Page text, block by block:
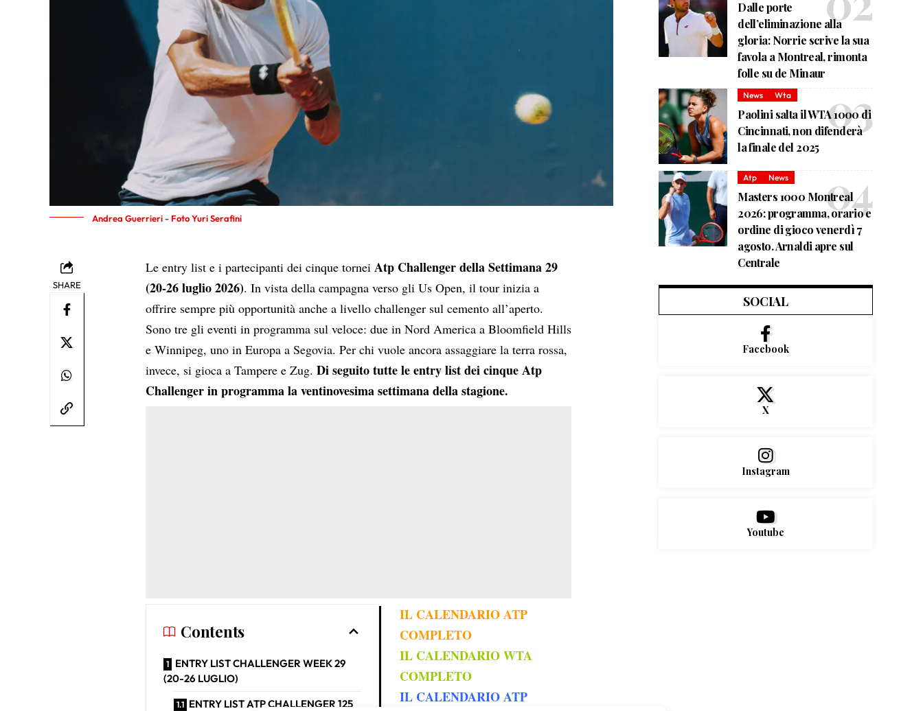
Andrea Guerrieri - Foto Yuri Serafini
SHARE
Le entry list e i partecipanti dei cinque tornei Atp Challenger della Settimana 29
(20-26 luglio 2026). In vista della campagna verso gli Us Open, il tour inizia a
offrire sempre più opportunità anche a livello challenger sul cemento all’aperto.
Sono tre gli eventi in programma sul veloce: due in Nord America a Bloomfield Hills
e Winnipeg, uno in Europa a Segovia. Per chi vuole ancora assaggiare la terra rossa,
invece, si gioca a Tampere e Zug.Di seguito tutte le entry list dei cinque Atp
Challenger in programma la ventinovesima settimana della stagione.
Contents
ENTRY LIST CHALLENGER WEEK 29
(20-26 LUGLIO)
ENTRY LIST ATP CHALLENGER 125
IL CALENDARIO ATP
COMPLETO
IL CALENDARIO WTA
COMPLETO
IL CALENDARIO ATP
Dalle porte
dell’eliminazione alla
gloria: Norrie scrive la sua
favola a Montreal, rimonta
folle su de Minaur
News Wta
Paolini salta il WTA 1000 di
Cincinnati, non difenderà
la finale del 2025
Atp News
Masters 1000 Montreal
2026: programma, orario e
ordine di gioco venerdì 7
agosto. Arnaldi apre sul
Centrale
SOCIAL
Facebook
X
Instagram
Youtube